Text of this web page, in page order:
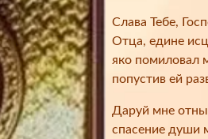
Слава Тебе,
Отца, едине
яко помиловал
попустив ей
Даруй мне
спасение души